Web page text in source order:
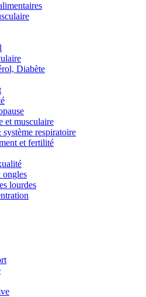
Diabète
et musculaire
respiratoire
et fertilité
ongles
lourdes